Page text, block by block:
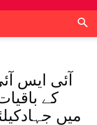
آئی ایس
کے
میں